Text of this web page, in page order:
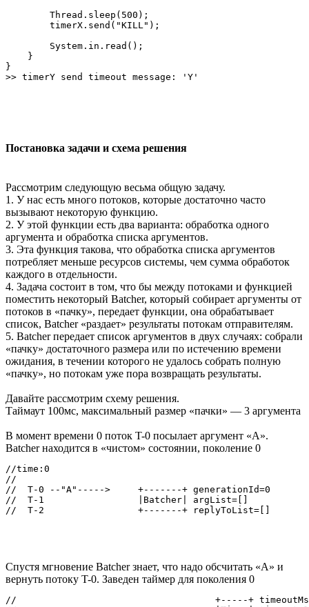
        Thread.sleep(500);
        timerX.send("KILL");
        System.in.read();
    }
}
Постановка задачи и схема решения
Рассмотрим следующую весьма общую задачу.
1. У нас есть много потоков, которые достаточно часто
вызывают некоторую функцию.
2. У этой функции есть два варианта: обработка одного
аргумента и обработка списка аргументов.
3. Эта функция такова, что обработка списка аргументов
потребляет меньше ресурсов системы, чем сумма обработок
каждого в отдельности.
4. Задача состоит в том, что бы между потоками и функцией
поместить некоторый Batcher, который собирает аргументы от
потоков в «пачку», передает функции, она обрабатывает
список, Batcher «раздает» результаты потокам отправителям.
5. Batcher передает список аргументов в двух случаях: собрали
«пачку» достаточного размера или по истечению времени
ожидания, в течении которого не удалось собрать полную
«пачку», но потокам уже пора возвращать результаты.
Давайте рассмотрим схему решения.
Таймаут 100мс, максимальный размер «пачки» — 3 аргумента
В момент времени 0 поток T-0 посылает аргумент «A».
Batcher находится в «чистом» состоянии, поколение 0
//time:0
//
//  T-0 --"A"----->     +-------+ generationId=0
//  T-1                 |Batcher| argList=[]
Спустя мгновение Batcher знает, что надо обсчитать «A» и
вернуть потоку T-0. Заведен таймер для поколения 0
//                                    +-----+